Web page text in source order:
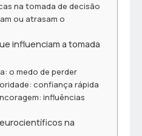
na tomada de decisão
ou atrasam o
influenciam a tomada
o medo de perder
confiança rápida
influências
na